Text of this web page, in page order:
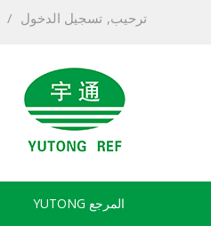
ترحيب, تسجيل الدخول /
المرجع YUTONG